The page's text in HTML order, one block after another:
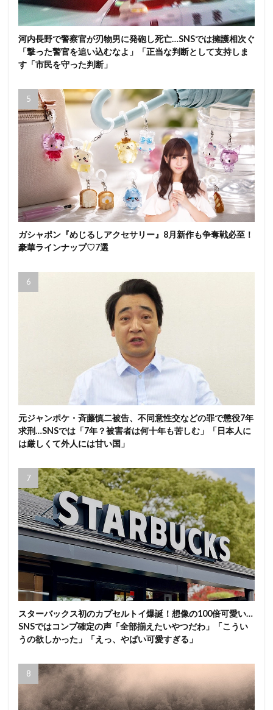
河内長野で警察官が刃物男に発砲し死亡…SNSでは擁護相次ぐ
「撃った警官を追い込むなよ」「正当な判断として支持しま
す「市民を守った判断」
ガシャポン『めじるしアクセサリー』8月新作も争奪戦必至！
豪華ラインナップ♡7選
元ジャンポケ・斉藤慎二被告、不同意性交などの罪で懲役7年
求刑…SNSでは「7年？被害者は何十年も苦しむ」「日本人に
は厳しくて外人には甘い国」
スターバックス初のカプセルトイ爆誕！想像の100倍可愛い…
SNSではコンプ確定の声「全部揃えたいやつだわ」「こうい
うの欲しかった」「えっ、やばい可愛すぎる」